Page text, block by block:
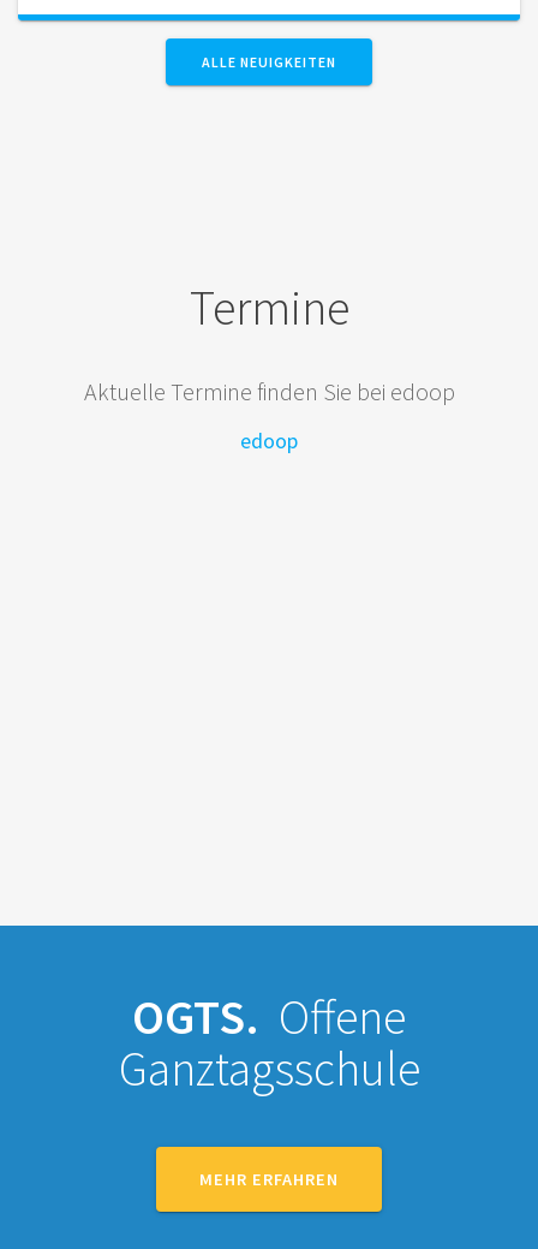
ALLE NEUIGKEITEN
Termine
Aktuelle Termine finden Sie bei edoop
edoop
OGTS. Offene
Ganztagsschule
MEHR ERFAHREN